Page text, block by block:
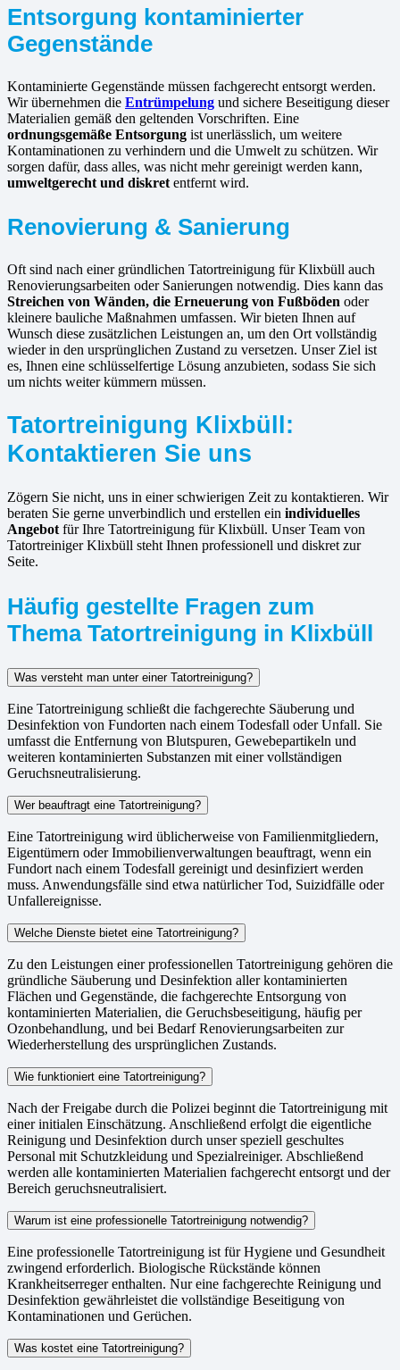
Entsorgung kontaminierter
Gegenstände
Kontaminierte Gegenstände müssen fachgerecht entsorgt werden.
Wir übernehmen die Entrümpelung und sichere Beseitigung dieser
Materialien gemäß den geltenden Vorschriften. Eine
ordnungsgemäße Entsorgung ist unerlässlich, um weitere
Kontaminationen zu verhindern und die Umwelt zu schützen. Wir
sorgen dafür, dass alles, was nicht mehr gereinigt werden kann,
umweltgerecht und diskret entfernt wird.
Renovierung & Sanierung
Oft sind nach einer gründlichen Tatortreinigung für Klixbüll auch
Renovierungsarbeiten oder Sanierungen notwendig. Dies kann das
Streichen von Wänden, die Erneuerung von Fußböden oder
kleinere bauliche Maßnahmen umfassen. Wir bieten Ihnen auf
Wunsch diese zusätzlichen Leistungen an, um den Ort vollständig
wieder in den ursprünglichen Zustand zu versetzen. Unser Ziel ist
es, Ihnen eine schlüsselfertige Lösung anzubieten, sodass Sie sich
um nichts weiter kümmern müssen.
Tatortreinigung Klixbüll:
Kontaktieren Sie uns
Zögern Sie nicht, uns in einer schwierigen Zeit zu kontaktieren. Wir
beraten Sie gerne unverbindlich und erstellen ein individuelles
Angebot für Ihre Tatortreinigung für Klixbüll. Unser Team von
Tatortreiniger Klixbüll steht Ihnen professionell und diskret zur
Seite.
Häufig gestellte Fragen zum
Thema Tatortreinigung in Klixbüll
Was versteht man unter einer Tatortreinigung?
Eine Tatortreinigung schließt die fachgerechte Säuberung und
Desinfektion von Fundorten nach einem Todesfall oder Unfall. Sie
umfasst die Entfernung von Blutspuren, Gewebepartikeln und
weiteren kontaminierten Substanzen mit einer vollständigen
Geruchsneutralisierung.
Wer beauftragt eine Tatortreinigung?
Eine Tatortreinigung wird üblicherweise von Familienmitgliedern,
Eigentümern oder Immobilienverwaltungen beauftragt, wenn ein
Fundort nach einem Todesfall gereinigt und desinfiziert werden
muss. Anwendungsfälle sind etwa natürlicher Tod, Suizidfälle oder
Unfallereignisse.
Welche Dienste bietet eine Tatortreinigung?
Zu den Leistungen einer professionellen Tatortreinigung gehören die
gründliche Säuberung und Desinfektion aller kontaminierten
Flächen und Gegenstände, die fachgerechte Entsorgung von
kontaminierten Materialien, die Geruchsbeseitigung, häufig per
Ozonbehandlung, und bei Bedarf Renovierungsarbeiten zur
Wiederherstellung des ursprünglichen Zustands.
Wie funktioniert eine Tatortreinigung?
Nach der Freigabe durch die Polizei beginnt die Tatortreinigung mit
einer initialen Einschätzung. Anschließend erfolgt die eigentliche
Reinigung und Desinfektion durch unser speziell geschultes
Personal mit Schutzkleidung und Spezialreiniger. Abschließend
werden alle kontaminierten Materialien fachgerecht entsorgt und der
Bereich geruchsneutralisiert.
Warum ist eine professionelle Tatortreinigung notwendig?
Eine professionelle Tatortreinigung ist für Hygiene und Gesundheit
zwingend erforderlich. Biologische Rückstände können
Krankheitserreger enthalten. Nur eine fachgerechte Reinigung und
Desinfektion gewährleistet die vollständige Beseitigung von
Kontaminationen und Gerüchen.
Was kostet eine Tatortreinigung?